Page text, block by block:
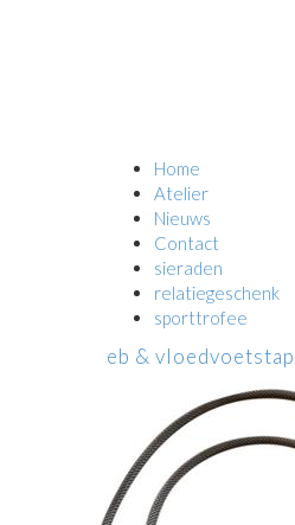
Home
Atelier
Nieuws
Contact
sieraden
relatiegeschenk
sporttrofee
eb & vloedvoetstap